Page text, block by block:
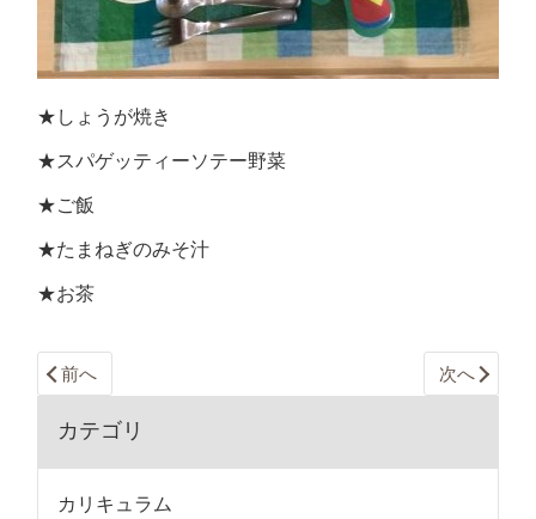
★しょうが焼き
★スパゲッティーソテー野菜
★ご飯
★たまねぎのみそ汁
★お茶
前へ 次へ
カテゴリ
カリキュラム